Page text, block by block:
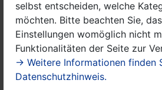
selbst entscheiden, welche
möchten. Bitte beachten Sie,
Einstellungen womöglich nicht
Funktionalitäten der Seite zur
→ Weitere Informationen finden
Datenschutzhinweis.
51 - 70
71 und älter
Woher kommen Sie?